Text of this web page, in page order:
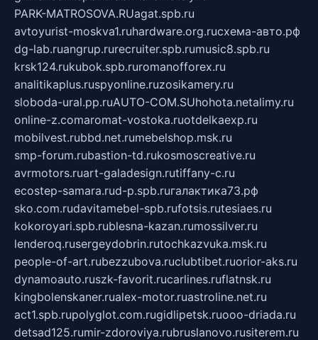
PARK-MATROSOVA.RUagat.spb.ru
avtoyurist-moskva1.ruhardware.org.ruсхема-авто.рф
dg-lab.ruangrup.rurecruiter.spb.rumusic8.spb.ru
krsk124.rukubok.spb.ruromanofforex.ru
analitikaplus.ruspyonline.ruzosikamery.ru
sloboda-ural.pp.ruAUTO-COM.SUhohota.netalimy.ru
online-z.comaromat-vostoka.ruotdelkaexp.ru
mobilvest.rubbd.net.rumebelshop.msk.ru
smp-forum.rubastion-td.rukosmoscreative.ru
avrmotors.ruart-galadesign.rutiffany-c.ru
ecostep-samara.rud-p.spb.ruгалактика73.рф
sko.com.rudavitamebel-spb.rufotsis.rutesiaes.ru
kokoroyari.spb.rublesna-kazan.rumossilver.ru
lenderoq.rusergeydobrin.rutochkazvuka.msk.ru
people-of-art.rubezzubova.ruclubtibet.ruorior-aks.ru
dynamoauto.ruszk-favorit.rucarlines.ruflatnsk.ru
kingbolenskaner.rualex-motor.ruastroline.net.ru
act1.spb.rupolyglot.com.rugidlipetsk.ruooo-driada.ru
detsad125.rumir-zdoroviya.rubruslanovo.rusiterem.ru